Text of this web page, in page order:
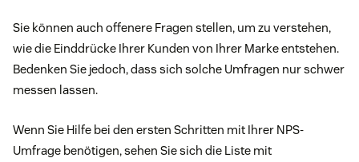
Sie können auch offenere Fragen stellen, um zu verstehen,
wie die Einddrücke Ihrer Kunden von Ihrer Marke entstehen.
Bedenken Sie jedoch, dass sich solche Umfragen nur schwer
messen lassen.
Wenn Sie Hilfe bei den ersten Schritten mit Ihrer NPS-
Umfrage benötigen, sehen Sie sich die Liste mit